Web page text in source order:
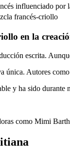
influenciado por
francés-criollo
en la
escrita.
única. Autores
y ha sido
como Mimi